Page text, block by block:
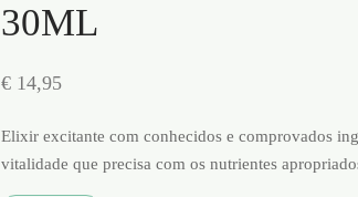
30ML
€ 14,95
Elixir excitante com conhecidos e comprovados
vitalidade que precisa com os nutrientes